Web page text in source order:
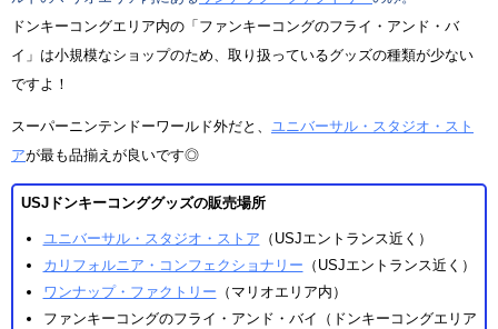
ドンキーコングエリア内の「ファンキーコングのフライ・アンド・バ
イ」は小規模なショップのため、取り扱っているグッズの種類が少ない
ですよ！
スーパーニンテンドーワールド外だと、 ユニバーサル・スタジオ・スト
アが最も品揃えが良いです◎
USJドンキーコンググッズの販売場所
ユニバーサル・スタジオ・ストア （USJエントランス近く）
カリフォルニア・コンフェクショナリー （USJエントランス近く）
ワンナップ・ファクトリー （マリオエリア内）
ファンキーコングのフライ・アンド・バイ（ドンキーコングエリア